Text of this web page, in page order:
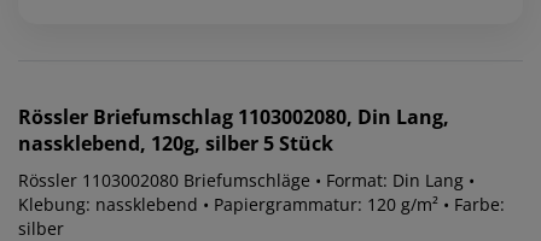
Rössler Briefumschlag 1103002080, Din Lang,
nassklebend, 120g, silber 5 Stück
Rössler 1103002080 Briefumschläge • Format: Din Lang •
Klebung: nassklebend • Papiergrammatur: 120 g/m² • Farbe:
silber